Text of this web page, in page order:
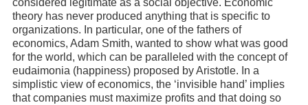
considered legitimate as a social objective. Economic
theory has never produced anything that is specific to
organizations. In particular, one of the fathers of
economics, Adam Smith, wanted to show what was good
for the world, which can be paralleled with the concept of
eudaimonia (happiness) proposed by Aristotle. In a
simplistic view of economics, the ‘invisible hand’ implies
that companies must maximize profits and that doing so